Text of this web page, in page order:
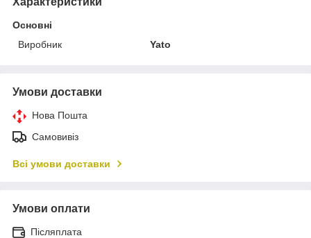
Основні
Виробник
Yato
Умови доставки
Нова Пошта
Самовивіз
Всі умови доставки
Умови оплати
Післяплата